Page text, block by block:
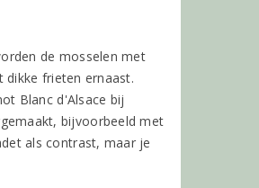
de mosselen met
frieten ernaast.
Blanc d'Alsace bij
bijvoorbeeld met
als contrast, maar je